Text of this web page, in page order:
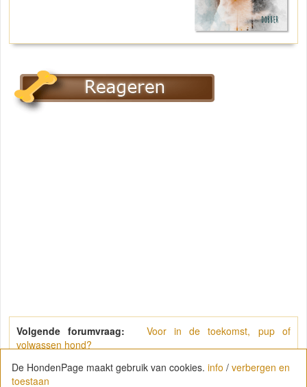
Volgende forumvraag:
Voor in de toekomst, pup of
volwassen hond?
De HondenPage maakt gebruik van cookies. info / verbergen en
toestaan